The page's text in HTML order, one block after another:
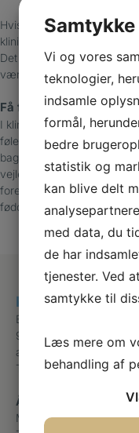
Hvis du opdager rødme,
klinikken eller vagtlægen,
Det skyldes, at diabetiske
være i risiko for amputation.
Få fodstatus og
I klinikken tilbyder vi en
følesans, hud og negle,
baggrund af
vejleder dig i, hvordan du
forebygger problemer. Vi
fødders funktion og
Klinik for
Boulevarden 24 st.th
9000 Aalborg
Telefon+45 21833667
Åbningstider
Mandag
Efter
Vi og vores
teknologier,
indsamle
formål,
bedre
statistik og
kan blive delt
med data, du
de har
tjenester. Ved
samtykke til
Læs mere om
behandling af